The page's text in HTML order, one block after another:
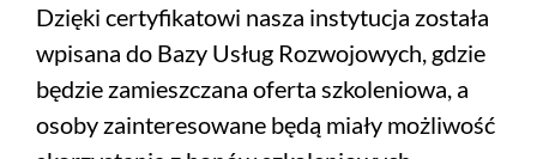
Dzięki certyfikatowi nasza instytucja została
wpisana do Bazy Usług Rozwojowych, gdzie
będzie zamieszczana oferta szkoleniowa, a
osoby zainteresowane będą miały możliwość